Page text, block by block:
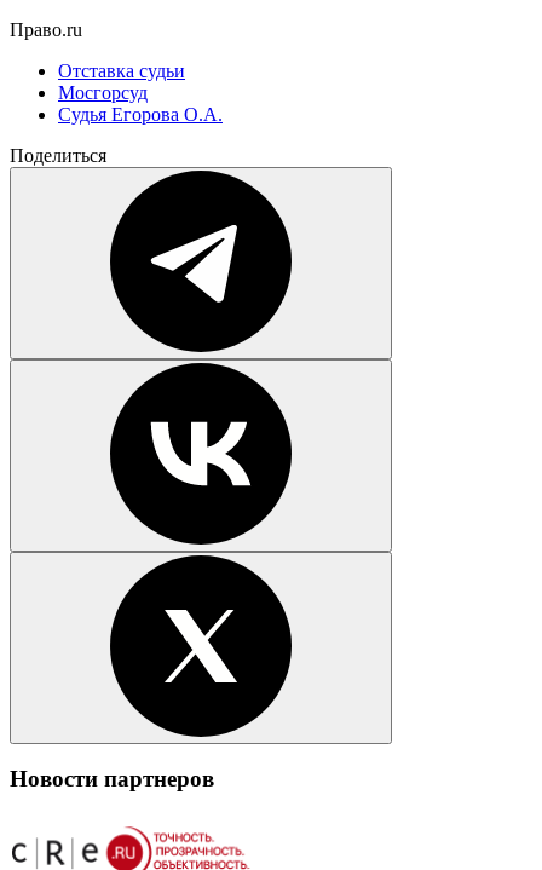
Право.ru
Отставка судьи
Мосгорсуд
Судья Егорова О.А.
Поделиться
Новости партнеров